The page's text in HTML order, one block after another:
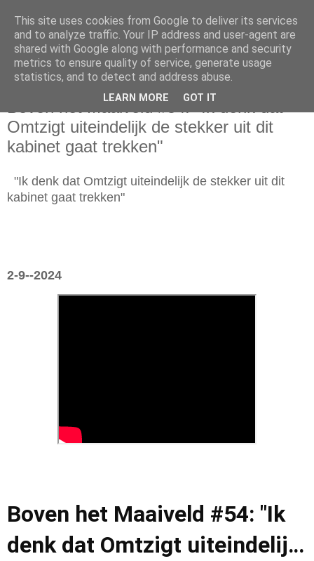
maandag 2 september 2024
Boven het Maaiveld #54: "Ik denk dat
Omtzigt uiteindelijk de stekker uit dit
kabinet gaat trekken"
"Ik denk dat Omtzigt uiteindelijk de stekker uit dit
kabinet gaat trekken"
2-9--2024
Boven het Maaiveld #54: "Ik
denk dat Omtzigt uiteindelijk
This site uses cookies from Google to deliver its services
and to analyze traffic. Your IP address and user-agent are
shared with Google along with performance and security
metrics to ensure quality of service, generate usage
statistics, and to detect and address abuse.
LEARN MORE GOT IT